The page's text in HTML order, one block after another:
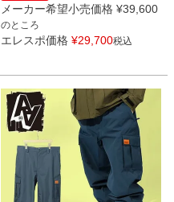
メーカー希望小売価格 ¥39,600
のところ
エレスポ価格 ¥29,700税込